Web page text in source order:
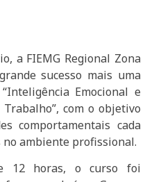
a FIEMG Regional Zona
sucesso mais uma
Emocional e
Trabalho”, com o objetivo
comportamentais cada
ambiente profissional.
12 horas, o curso foi